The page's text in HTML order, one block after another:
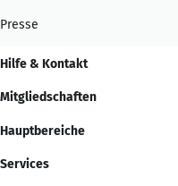
Presse
Hilfe & Kontakt
Mitgliedschaften
Hauptbereiche
Services